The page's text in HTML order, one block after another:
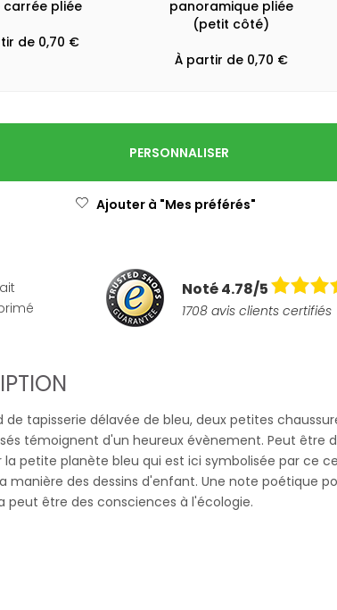
carrée pliée
de 0,70 €
panoramique pliée
(petit côté)
À partir de 0,70 €
PERSONNALISER
Ajouter à "Mes préférés"
Noté 4.78/5
1708 avis clients certifiés
de tapisserie délavée de bleu, deux petites
témoignent d'un heureux évènement. Peut être
la petite planète bleu qui est ici symbolisée par ce
manière des dessins d'enfant. Une note poétique
peut être des consciences à l'écologie.